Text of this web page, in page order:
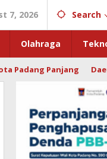
7, 2026 Search
Olahraga
Padang Panjang